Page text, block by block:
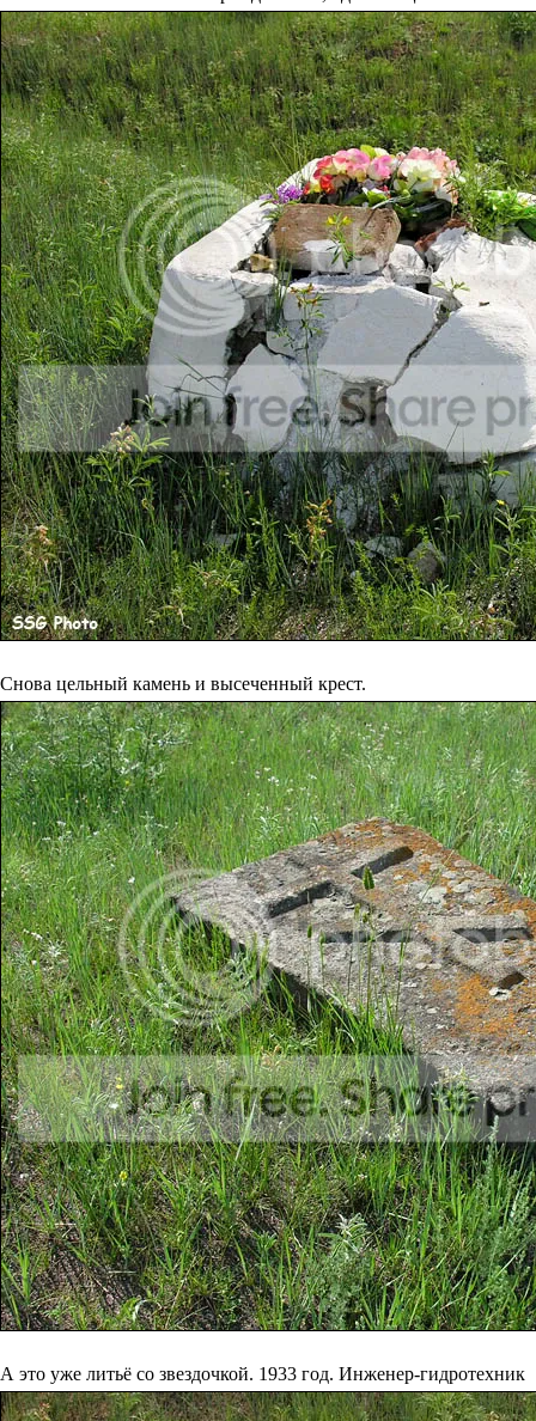
Снова цельный камень и высеченный крест.
А это уже литьё со звездочкой. 1933 год. Инженер-гидротехник